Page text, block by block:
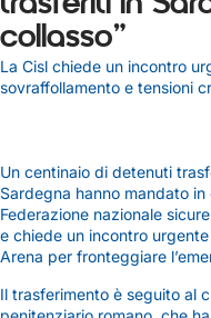
collasso”
La Cisl chiede un incontro
sovraffollamento e tensioni
Un centinaio di detenuti
Sardegna hanno mandato
Federazione nazionale
e chiede un incontro
Arena per fronteggiare
Il trasferimento è seguito al